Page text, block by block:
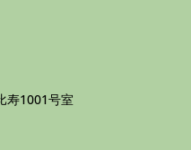
寿1001号室